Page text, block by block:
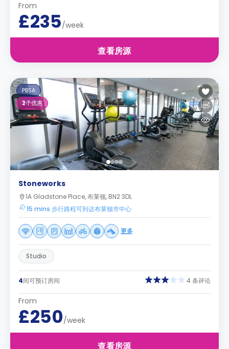
From
£235/week
查看房源
PBSA
2个优惠
Stoneworks
1A Gladstone Place, 布莱顿, BN2 3DL
15 mins 步行路程可到达布莱顿市中心
更多
Studio
4间可预订房间 4 条评论
From
£250/week
查看房源